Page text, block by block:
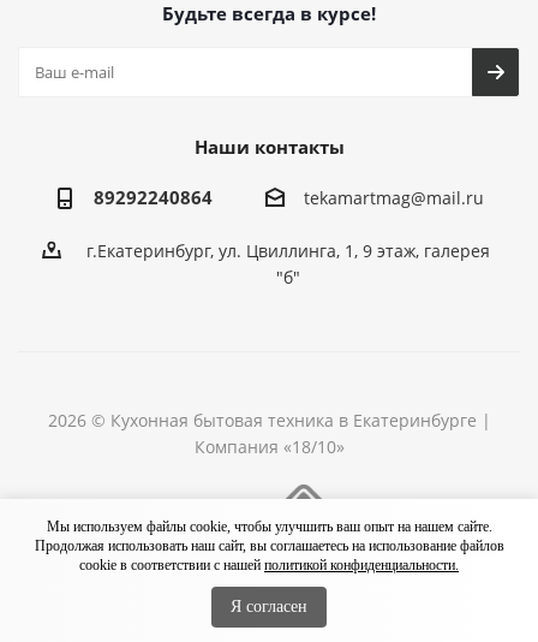
Будьте всегда в курсе!
Наши контакты
89292240864 tekamartmag@mail.ru
г.Екатеринбург, ул. Цвиллинга, 1, 9 этаж, галерея
"б"
2026 © Кухонная бытовая техника в Екатеринбурге |
Компания «18/10»
Мы используем файлы cookie, чтобы улучшить ваш опыт на нашем сайте.
Продолжая использовать наш сайт, вы соглашаетесь на использование файлов
cookie в соответствии с нашей политикой конфиденциальности.
Я согласен